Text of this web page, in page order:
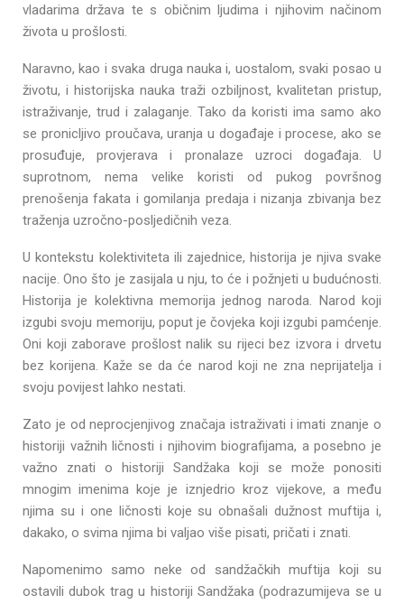
vladarima država te s običnim ljudima i njihovim načinom
života u prošlosti.
Naravno, kao i svaka druga nauka i, uostalom, svaki posao u
životu, i historijska nauka traži ozbiljnost, kvalitetan pristup,
istraživanje, trud i zalaganje. Tako da koristi ima samo ako
se pronicljivo proučava, uranja u događaje i procese, ako se
prosuđuje, provjerava i pronalaze uzroci događaja. U
suprotnom, nema velike koristi od pukog površnog
prenošenja fakata i gomilanja predaja i nizanja zbivanja bez
traženja uzročno-posljedičnih veza.
U kontekstu kolektiviteta ili zajednice, historija je njiva svake
nacije. Ono što je zasijala u nju, to će i požnjeti u budućnosti.
Historija je kolektivna memorija jednog naroda. Narod koji
izgubi svoju memoriju, poput je čovjeka koji izgubi pamćenje.
Oni koji zaborave prošlost nalik su rijeci bez izvora i drvetu
bez korijena. Kaže se da će narod koji ne zna neprijatelja i
svoju povijest lahko nestati.
Zato je od neprocjenjivog značaja istraživati i imati znanje o
historiji važnih ličnosti i njihovim biografijama, a posebno je
važno znati o historiji Sandžaka koji se može ponositi
mnogim imenima koje je iznjedrio kroz vijekove, a među
njima su i one ličnosti koje su obnašali dužnost muftija i,
dakako, o svima njima bi valjao više pisati, pričati i znati.
Napomenimo samo neke od sandžačkih muftija koji su
ostavili dubok trag u historiji Sandžaka (podrazumijeva se u